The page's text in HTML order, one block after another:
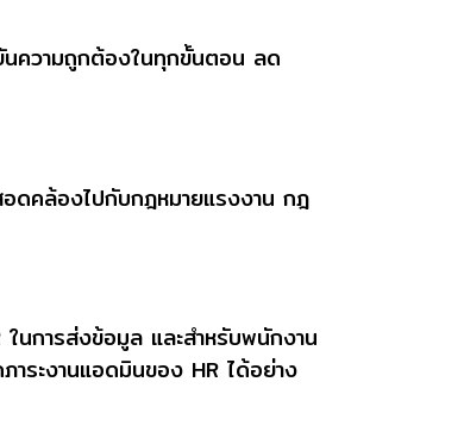
นความถูกต้องในทุกขั้นตอน ลด
อดคล้องไปกับกฎหมายแรงงาน กฎ
นการส่งข้อมูล และสำหรับพนักงาน
ระงานแอดมินของ HR ได้อย่าง